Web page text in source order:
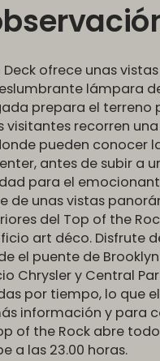
ofrece unas
lámpara
prepara el
visitantes recorren
pueden conocer
antes de subir a
para el
de unas vistas
del Top of the
art déco. Disfrute
el puente de
Chrysler y Central
por tiempo, lo que
información y para
of the Rock abre
a las 23.00 horas.